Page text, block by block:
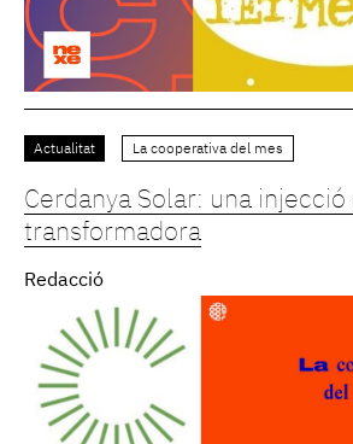
Actualitat La cooperativa del mes
Cerdanya Solar: una injecció
transformadora
Redacció